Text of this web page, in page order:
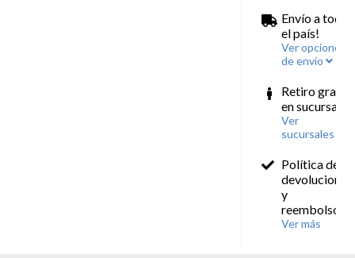
Envío a todo
el país!
Ver opciones
de envío
Retiro gratis
en sucursales
Ver
sucursales
Política de
devoluciones
y
reembolsos
Ver más